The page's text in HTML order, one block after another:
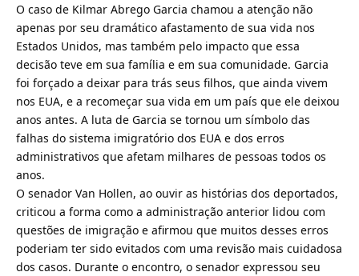
O caso de Kilmar Abrego Garcia chamou a atenção não
apenas por seu dramático afastamento de sua vida nos
Estados Unidos, mas também pelo impacto que essa
decisão teve em sua família e em sua comunidade. Garcia
foi forçado a deixar para trás seus filhos, que ainda vivem
nos EUA, e a recomeçar sua vida em um país que ele deixou
anos antes. A luta de Garcia se tornou um símbolo das
falhas do sistema imigratório dos EUA e dos erros
administrativos que afetam milhares de pessoas todos os
anos.
O senador Van Hollen, ao ouvir as histórias dos deportados,
criticou a forma como a administração anterior lidou com
questões de imigração e afirmou que muitos desses erros
poderiam ter sido evitados com uma revisão mais cuidadosa
dos casos. Durante o encontro, o senador expressou seu